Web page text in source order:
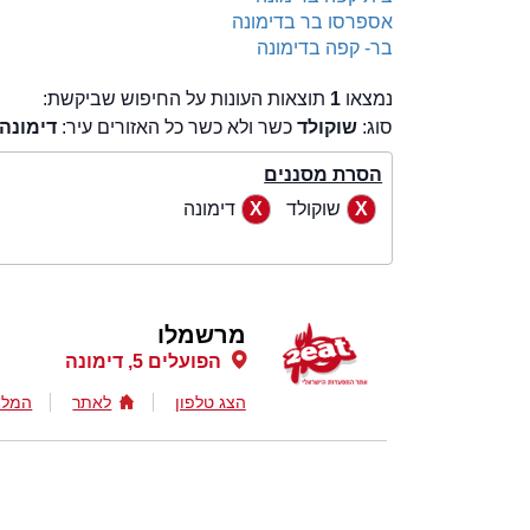
אספרסו בר בדימונה
בר- קפה בדימונה
נמצאו 1 תוצאות העונות על החיפוש שביקשת:
סוג: שוקולדכשר ולא כשר כל האזורים עיר: דימונה
הסרת מסננים
שוקולד
דימונה
מרשמלו
הפועלים 5, דימונה
הצג טלפון לאתר